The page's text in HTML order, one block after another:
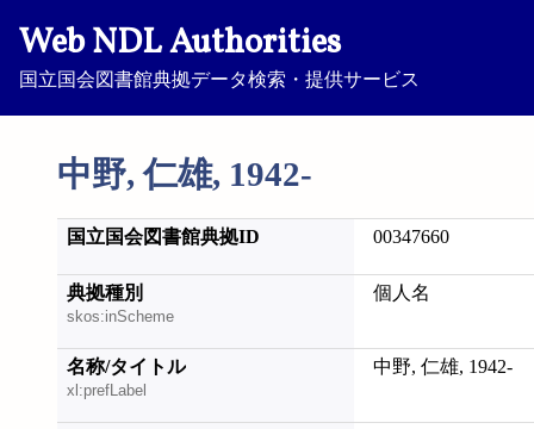
Web NDL Authorities
国立国会図書館典拠データ検索・提供サービス
中野, 仁雄, 1942-
国立国会図書館典拠ID 00347660
典拠種別
skos:inScheme
個人名
名称/タイトル
xl:prefLabel
中野, 仁雄, 1942-